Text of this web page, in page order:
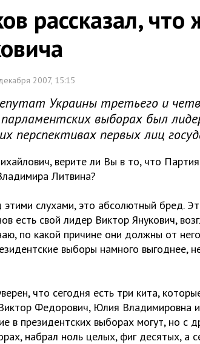
рассказал,
2007, 15:15
Украины третьего и
выборах был
перспективах первых лиц
верите ли Вы в то, что
Литвина?
слухами, это абсолютный бред.
есть свой лидер Виктор Янукович,
по какой причине они должны от
выборы намного выгоднее,
что сегодня есть три кита,
Федорович, Юлия Владимировна
в президентских выборах могут, но с
набрал ноль целых, фиг десятых, а